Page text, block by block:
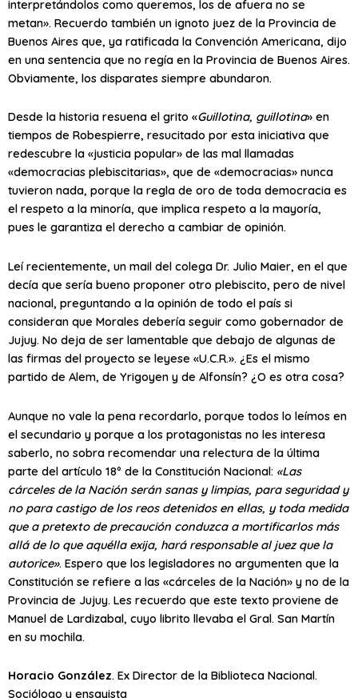
interpretándolos como queremos, los de afuera no se
metan». Recuerdo también un ignoto juez de la Provincia de
Buenos Aires que, ya ratificada la Convención Americana, dijo
en una sentencia que no regía en la Provincia de Buenos Aires.
Obviamente, los disparates siempre abundaron.
Desde la historia resuena el grito «Guillotina, guillotina» en
tiempos de Robespierre, resucitado por esta iniciativa que
redescubre la «justicia popular» de las mal llamadas
«democracias plebiscitarias», que de «democracias» nunca
tuvieron nada, porque la regla de oro de toda democracia es
el respeto a la minoría, que implica respeto a la mayoría,
pues le garantiza el derecho a cambiar de opinión.
Leí recientemente, un mail del colega Dr. Julio Maier, en el que
decía que sería bueno proponer otro plebiscito, pero de nivel
nacional, preguntando a la opinión de todo el país si
consideran que Morales debería seguir como gobernador de
Jujuy. No deja de ser lamentable que debajo de algunas de
las firmas del proyecto se leyese «U.C.R.». ¿Es el mismo
partido de Alem, de Yrigoyen y de Alfonsín? ¿O es otra cosa?
Aunque no vale la pena recordarlo, porque todos lo leímos en
el secundario y porque a los protagonistas no les interesa
saberlo, no sobra recomendar una relectura de la última
parte del artículo 18º de la Constitución Nacional: «Las
cárceles de la Nación serán sanas y limpias, para seguridad y
no para castigo de los reos detenidos en ellas, y toda medida
que a pretexto de precaución conduzca a mortificarlos más
allá de lo que aquélla exija, hará responsable al juez que la
autorice». Espero que los legisladores no argumenten que la
Constitución se refiere a las «cárceles de la Nación» y no de la
Provincia de Jujuy. Les recuerdo que este texto proviene de
Manuel de Lardizabal, cuyo librito llevaba el Gral. San Martín
en su mochila.
Horacio González. Ex Director de la Biblioteca Nacional.
Sociólogo y ensayista